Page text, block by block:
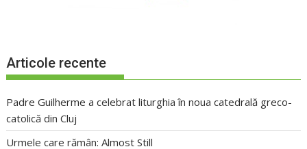
Articole recente
Padre Guilherme a celebrat liturghia în noua catedrală greco-
catolică din Cluj
Urmele care rămân: Almost Still